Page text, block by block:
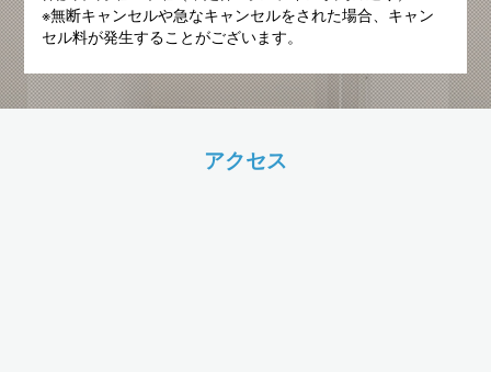
※無断キャンセルや急なキャンセルをされた場合、キャン
セル料が発生することがございます。
アクセス